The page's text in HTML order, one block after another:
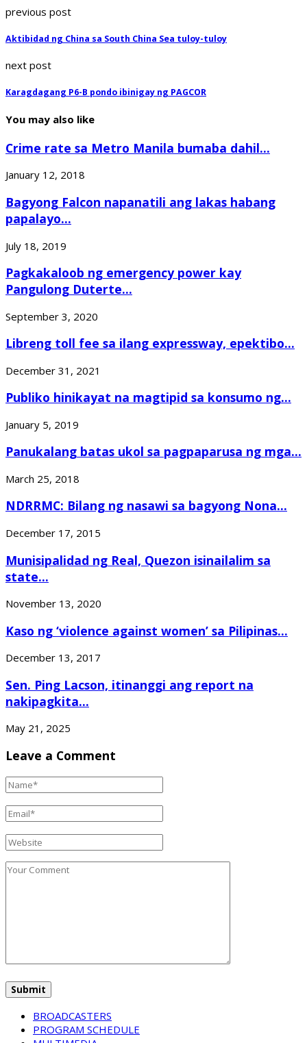
previous post
Aktibidad ng China sa South China Sea tuloy-tuloy
next post
Karagdagang P6-B pondo ibinigay ng PAGCOR
You may also like
Crime rate sa Metro Manila bumaba dahil...
January 12, 2018
Bagyong Falcon napanatili ang lakas habang
papalayo...
July 18, 2019
Pagkakaloob ng emergency power kay
Pangulong Duterte...
September 3, 2020
Libreng toll fee sa ilang expressway, epektibo...
December 31, 2021
Publiko hinikayat na magtipid sa konsumo ng...
January 5, 2019
Panukalang batas ukol sa pagpaparusa ng mga...
March 25, 2018
NDRRMC: Bilang ng nasawi sa bagyong Nona...
December 17, 2015
Munisipalidad ng Real, Quezon isinailalim sa
state...
November 13, 2020
Kaso ng ‘violence against women’ sa Pilipinas...
December 13, 2017
Sen. Ping Lacson, itinanggi ang report na
nakipagkita...
May 21, 2025
Leave a Comment
BROADCASTERS
PROGRAM SCHEDULE